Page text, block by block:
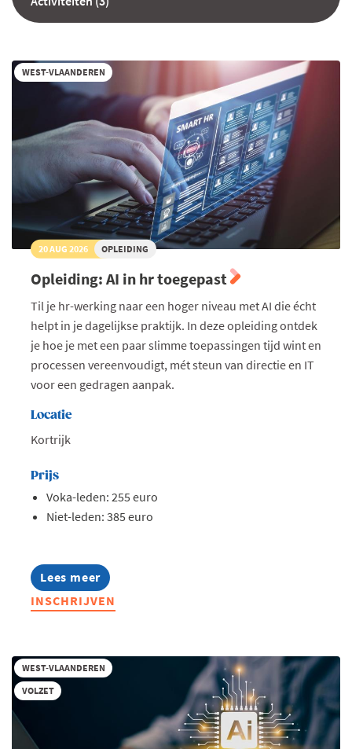
WEST-VLAANDEREN
20 AUG 2026 OPLEIDING
Opleiding: AI in hr toegepast
Til je hr-werking naar een hoger niveau met AI die écht
helpt in je dagelijkse praktijk. In deze opleiding ontdek
je hoe je met een paar slimme toepassingen tijd wint en
processen vereenvoudigt, mét steun van directie en IT
voor een gedragen aanpak.
Locatie
Kortrijk
Prijs
Voka-leden: 255 euro
Niet-leden: 385 euro
Lees meer
about
Opleiding:
AI
INSCHRIJVEN
WEST-VLAANDEREN
VOLZET